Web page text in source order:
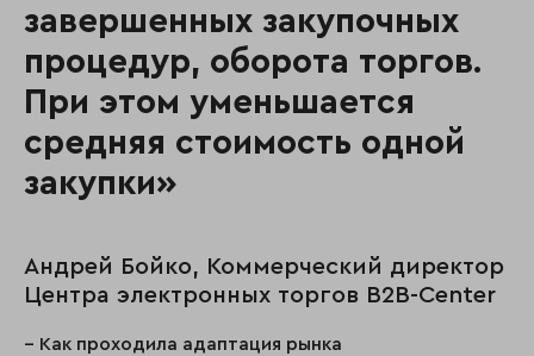
завершенных закупочных
процедур, оборота торгов.
При этом уменьшается
средняя стоимость одной
закупки»
Андрей Бойко, Коммерческий директор
Центра электронных торгов B2B-Center
– Как проходила адаптация рынка